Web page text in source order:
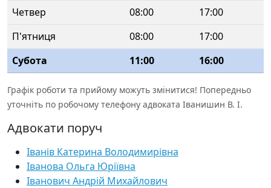
Четвер
08:00
17:00
П'ятниця
08:00
17:00
Субота
11:00 16:00
Графік роботи та прийому можуть змінитися! Попередньо
уточніть по робочому телефону адвоката Іванишин В. І.
Адвокати поруч
Іванів Катерина Володимирівна
Іванова Ольга Юріївна
Іванович Андрій Михайлович